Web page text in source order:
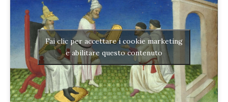
Fai clic per accettare i cookie marketing
e abilitare questo contenuto